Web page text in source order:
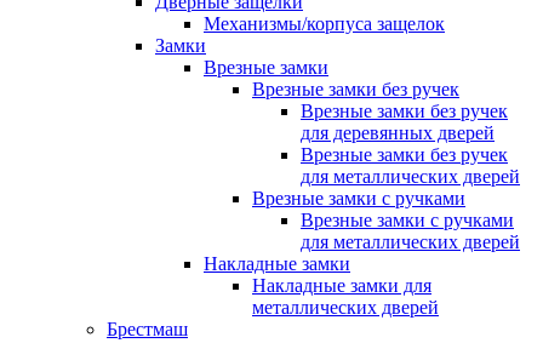
Механизмы/корпуса защелок
Замки
Врезные замки
Врезные замки без ручек
Врезные замки без ручек
для деревянных дверей
Врезные замки без ручек
для металлических дверей
Врезные замки с ручками
Врезные замки с ручками
для металлических дверей
Накладные замки
Накладные замки для
металлических дверей
Брестмаш